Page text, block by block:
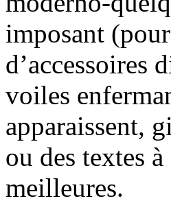
imposant
d’accessoires
voiles
apparaissent,
ou des textes
meilleures.